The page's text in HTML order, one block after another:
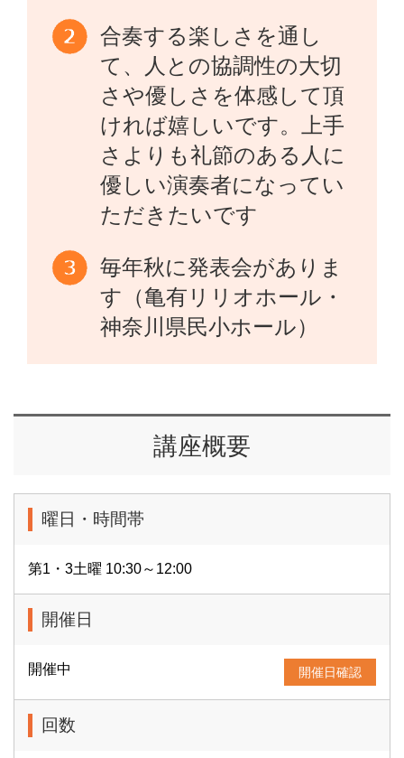
合奏する楽しさを通し
て、人との協調性の大切
さや優しさを体感して頂
ければ嬉しいです。上手
さよりも礼節のある人に
優しい演奏者になってい
ただきたいです
毎年秋に発表会がありま
す（亀有リリオホール・
神奈川県民小ホール）
講座概要
曜日・時間帯
第1・3土曜 10:30～12:00
開催日
開催中 開催日確認
回数